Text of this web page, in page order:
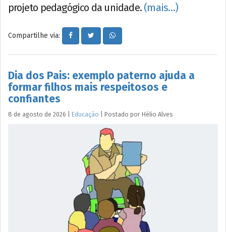
projeto pedagógico da unidade. (mais…)
Compartilhe via:
Dia dos Pais: exemplo paterno ajuda a
formar filhos mais respeitosos e
confiantes
8 de agosto de 2026 Educação Postado por Hélio Alves